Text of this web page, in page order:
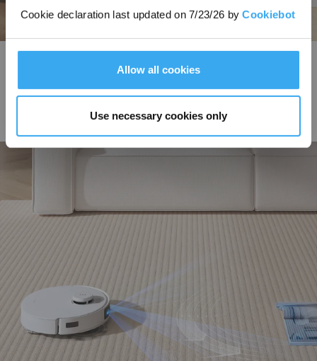
Cookie declaration last updated on 7/23/26 byCookiebot
Allow all cookies
Use necessary cookies only
avanzato
TrueDetect 3D 3.0, TrueMapping 2.0, Lavaggio con sollevamento automatico